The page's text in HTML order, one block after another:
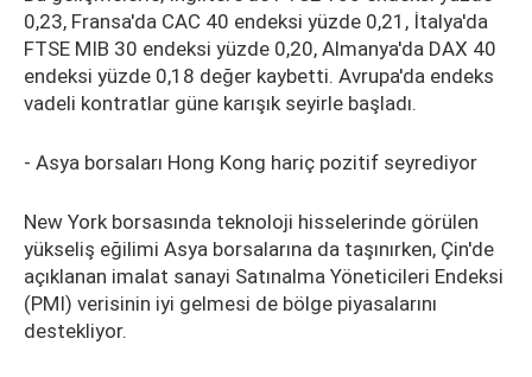
0,23, Fransa'da CAC 40 endeksi yüzde 0,21, İtalya'da
FTSE MIB 30 endeksi yüzde 0,20, Almanya'da DAX 40
endeksi yüzde 0,18 değer kaybetti. Avrupa'da endeks
vadeli kontratlar güne karışık seyirle başladı.
- Asya borsaları Hong Kong hariç pozitif seyrediyor
New York borsasında teknoloji hisselerinde görülen
yükseliş eğilimi Asya borsalarına da taşınırken, Çin'de
açıklanan imalat sanayi Satınalma Yöneticileri Endeksi
(PMI) verisinin iyi gelmesi de bölge piyasalarını
destekliyor.